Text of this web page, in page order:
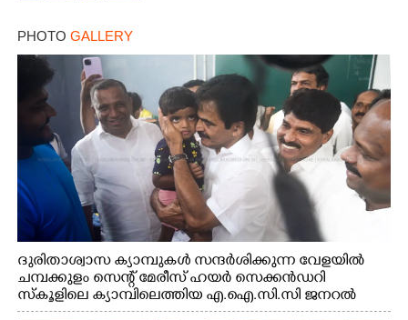
PHOTO GALLERY
ദുരിതാശ്വാസ ക്യാമ്പുകൾ സന്ദർശിക്കുന്ന വേളയിൽ
ചമ്പക്കുളം സെന്റ് മേരീസ് ഹയർ സെക്കൻഡറി
സ്കൂളിലെ ക്യാമ്പിലെത്തിയ എ.ഐ.സി.സി ജനറൽ
സെക്രട്ടറി കെ.സി വേണുഗോപാൽ എം.പി കുരുന്നിനെ